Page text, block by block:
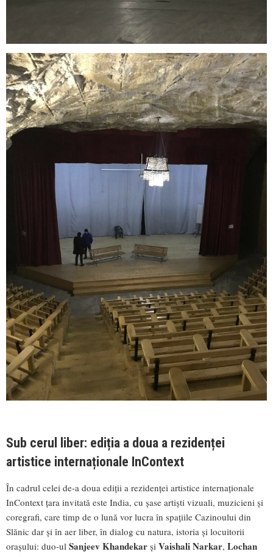
Sub cerul liber: ediția a doua a rezidenței
artistice internaționale InContext
În cadrul celei de-a doua ediții a rezidenței artistice internaționale
InContext țara invitată este India, cu șase artiști vizuali, muzicieni și
coregrafi, care timp de o lună vor lucra în spațiile Cazinoului din
Slănic dar și în aer liber, în dialog cu natura, istoria și locuitorii
orașului: duo-ul Sanjeev Khandekar și Vaishali Narkar, Lochan